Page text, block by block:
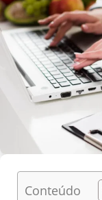
Conteúdo